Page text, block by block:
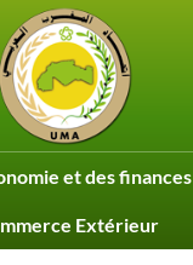
et des finances
Extérieur